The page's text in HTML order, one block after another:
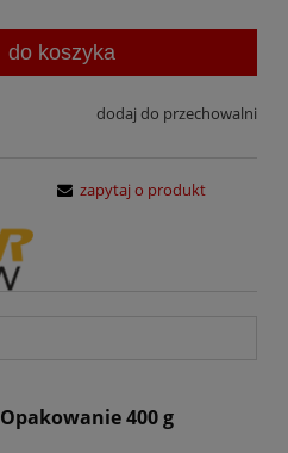
do koszyka
dodaj do przechowalni
zapytaj o produkt
Opakowanie 400 g